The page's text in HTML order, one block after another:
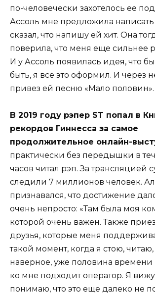
по-человечески захотелось ее
Ассоль мне предложила
сказал, что напишу ей хит. Она
поверила, что меня еще сильнее
И у Ассоль появилась идея, что
быть, я все это оформил. И через
привез ей песню «Мало половин».
В 2019 году рэпер ST попал в
рекордов Гиннесса за самое
продолжительное онлайн-
практически без передышки в
часов читал рэп. За трансляцией
следили 7 миллионов человек.
признавался, что достижение
очень непросто: «Там была моя
которой очень важен. Также
друзья, которые меня
такой момент, когда я стою,
наверное, уже половина времени
ко мне подходит оператор. Я
понимаю, что это еще далеко не